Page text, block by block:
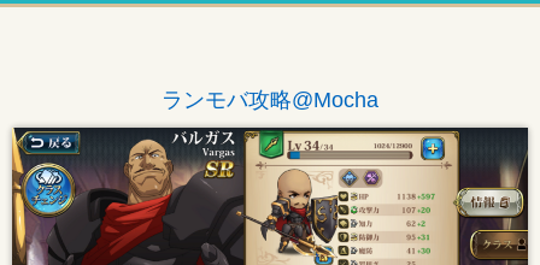
ランモバ攻略@Mocha